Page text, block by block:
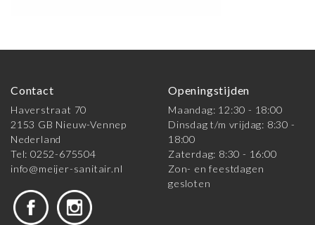
Contact
Haverstraat 70
2153 GB Nieuw-Vennep
Nederland
Tel: 0252-675504
info@meijer-sanitair.nl
Openingstijden
Maandag: 12:30 - 18:00
Dinsdag t/m vrijdag: 8:30 -
18:00
Zaterdag: 8:30 - 16:00
Zon- en feestdagen
gesloten